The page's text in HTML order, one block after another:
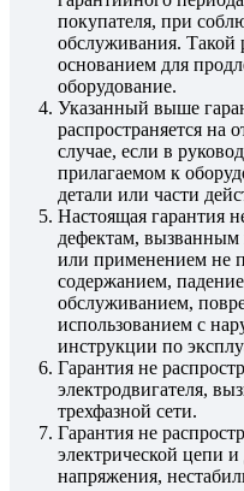
покупателя, при
обслуживания. Такой
основанием для
оборудование.
Указанный выше
распространяется на
случае, если в
прилагаемом к
детали или части
Настоящая гарантия
дефектам,
или применением не
содержанием,
обслуживанием,
использованием с
инструкции по
Гарантия не
электродвигателя,
трехфазной сети.
Гарантия не
электрической цепи
напряжения,